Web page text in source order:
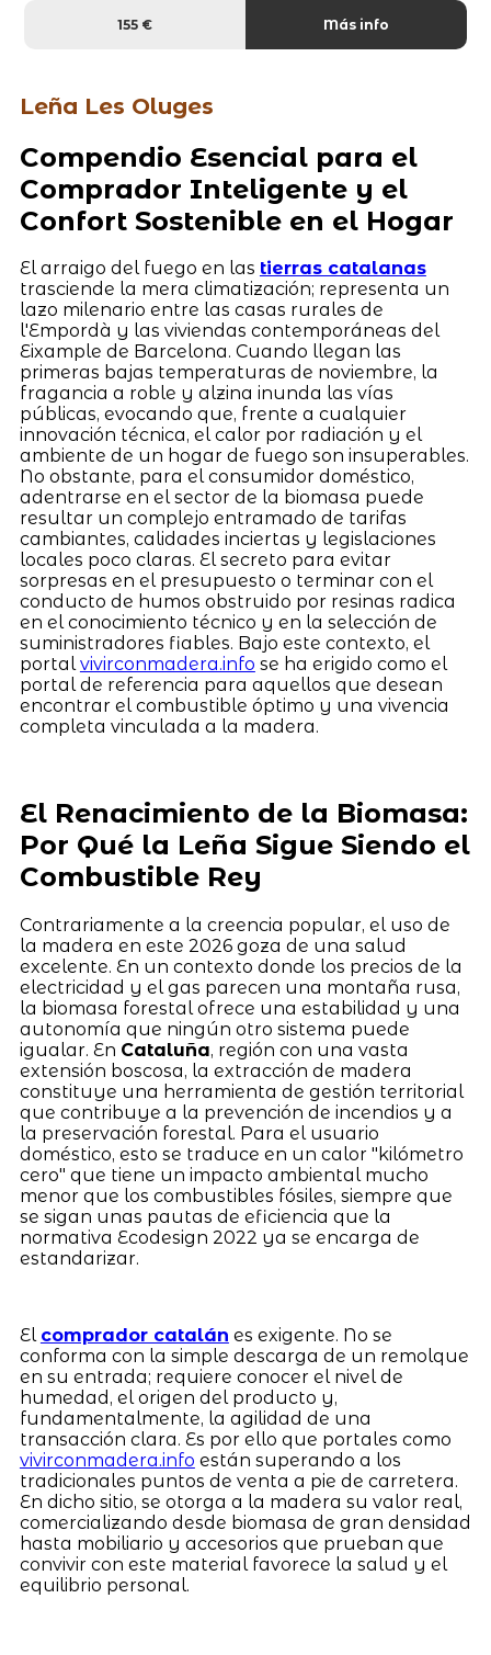
155 € Más info
Leña Les Oluges
Compendio Esencial para el
Comprador Inteligente y el
Confort Sostenible en el Hogar
El arraigo del fuego en las tierras catalanas
trasciende la mera climatización; representa un
lazo milenario entre las casas rurales de
l'Empordà y las viviendas contemporáneas del
Eixample de Barcelona. Cuando llegan las
primeras bajas temperaturas de noviembre, la
fragancia a roble y alzina inunda las vías
públicas, evocando que, frente a cualquier
innovación técnica, el calor por radiación y el
ambiente de un hogar de fuego son insuperables.
No obstante, para el consumidor doméstico,
adentrarse en el sector de la biomasa puede
resultar un complejo entramado de tarifas
cambiantes, calidades inciertas y legislaciones
locales poco claras. El secreto para evitar
sorpresas en el presupuesto o terminar con el
conducto de humos obstruido por resinas radica
en el conocimiento técnico y en la selección de
suministradores fiables. Bajo este contexto, el
portalvivirconmadera.info se ha erigido como el
portal de referencia para aquellos que desean
encontrar el combustible óptimo y una vivencia
completa vinculada a la madera.
El Renacimiento de la Biomasa:
Por Qué la Leña Sigue Siendo el
Combustible Rey
Contrariamente a la creencia popular, el uso de
la madera en este 2026 goza de una salud
excelente. En un contexto donde los precios de la
electricidad y el gas parecen una montaña rusa,
la biomasa forestal ofrece una estabilidad y una
autonomía que ningún otro sistema puede
igualar. En Cataluña, región con una vasta
extensión boscosa, la extracción de madera
constituye una herramienta de gestión territorial
que contribuye a la prevención de incendios y a
la preservación forestal. Para el usuario
doméstico, esto se traduce en un calor "kilómetro
cero" que tiene un impacto ambiental mucho
menor que los combustibles fósiles, siempre que
se sigan unas pautas de eficiencia que la
normativa Ecodesign 2022 ya se encarga de
estandarizar.
El comprador catalán es exigente. No se
conforma con la simple descarga de un remolque
en su entrada; requiere conocer el nivel de
humedad, el origen del producto y,
fundamentalmente, la agilidad de una
transacción clara. Es por ello que portales como
vivirconmadera.info están superando a los
tradicionales puntos de venta a pie de carretera.
En dicho sitio, se otorga a la madera su valor real,
comercializando desde biomasa de gran densidad
hasta mobiliario y accesorios que prueban que
convivir con este material favorece la salud y el
equilibrio personal.